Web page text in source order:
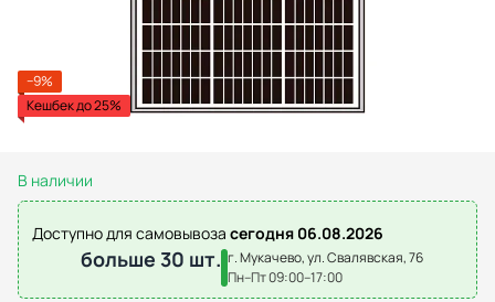
−9%
Кешбек до 25%
В наличии
Доступно для самовывоза сегодня 06.08.2026
больше 30 шт. г. Мукачево, ул. Свалявская, 76
Пн–Пт 09:00–17:00